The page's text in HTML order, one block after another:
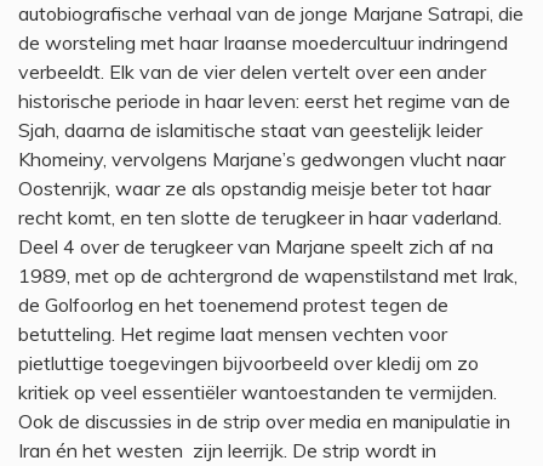
autobiografische verhaal van de jonge Marjane Satrapi, die
de worsteling met haar Iraanse moedercultuur indringend
verbeeldt. Elk van de vier delen vertelt over een ander
historische periode in haar leven: eerst het regime van de
Sjah, daarna de islamitische staat van geestelijk leider
Khomeiny, vervolgens Marjane’s gedwongen vlucht naar
Oostenrijk, waar ze als opstandig meisje beter tot haar
recht komt, en ten slotte de terugkeer in haar vaderland.
Deel 4 over de terugkeer van Marjane speelt zich af na
1989, met op de achtergrond de wapenstilstand met Irak,
de Golfoorlog en het toenemend protest tegen de
betutteling. Het regime laat mensen vechten voor
pietluttige toegevingen bijvoorbeeld over kledij om zo
kritiek op veel essentiëler wantoestanden te vermijden.
Ook de discussies in de strip over media en manipulatie in
Iran én het westen zijn leerrijk. De strip wordt in